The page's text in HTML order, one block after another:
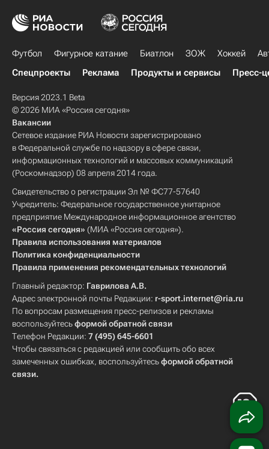
Футбол Фигурное катание Биатлон ЗОЖ Хоккей
Спецпроекты
Реклама Продукты и сервисы Пресс-
Версия 2023.1 Beta
© 2026 МИА «Россия сегодня»
Вакансии
Сетевое издание РИА Новости зарегистрировано
в Федеральной службе по надзору в сфере связи,
информационных технологий и массовых коммуникаций
(Роскомнадзор) 08 апреля 2014 года.
Свидетельство о регистрации Эл № ФС77-57640
Учредитель: Федеральное государственное унитарное
предприятие Международное информационное агентство
«Россия сегодня» (МИА «Россия сегодня»).
Правила использования материалов
Политика конфиденциальности
Правила применения рекомендательных технологий
Главный редактор: Гаврилова А.В.
Адрес электронной почты Редакции: r-sport.internet@ria.ru
По вопросам размещения пресс-релизов и рекламы
воспользуйтесьформой обратной связи
Телефон Редакции: 7 (495) 645-6601
Чтобы связаться с редакцией или сообщить обо всех
замеченных ошибках, воспользуйтесьформой обратной
связи.